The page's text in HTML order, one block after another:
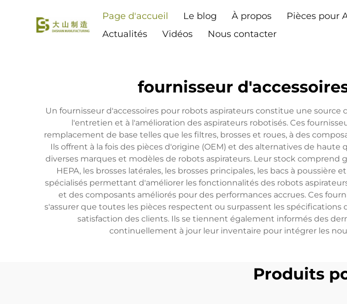
Page d'accueil Le blog À propos
Pièces pour
Actualités
Vidéos Nous contacter
fournisseur
Un fournisseur d'accessoires pour robots aspirateurs constitue une
l'entretien et à l'amélioration des aspirateurs robotisés. Ces
remplacement de base telles que les filtres, brosses et roues, à des
Ils offrent à la fois des pièces d'origine (OEM) et des alternatives de
diverses marques et modèles de robots aspirateurs. Leur stock
HEPA, les brosses latérales, les brosses principales, les bacs à
spécialisés permettant d'améliorer les fonctionnalités des robots
et des composants améliorés pour des performances accrues. Ces
s'assurer que toutes les pièces respectent ou surpassent les
satisfaction des clients. Ils se tiennent également informés des
continuellement à jour leur inventaire pour intégrer les
Produits